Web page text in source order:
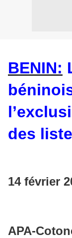
BENIN:
des
14 février
APA-